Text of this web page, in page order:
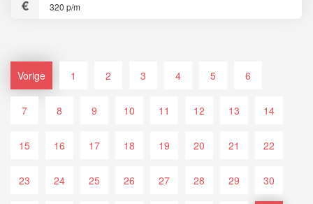
320 p/m
Vorige 1 2 3 4 5 6
7 8 9 10 11 12 13 14
15 16 17 18 19 20 21 22
23 24 25 26 27 28 29 30